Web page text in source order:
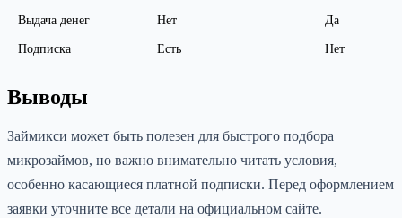
Выдача денег Нет Да
Подписка Есть Нет
Выводы
Займикси может быть полезен для быстрого подбора
микрозаймов, но важно внимательно читать условия,
особенно касающиеся платной подписки. Перед оформлением
заявки уточните все детали на официальном сайте.